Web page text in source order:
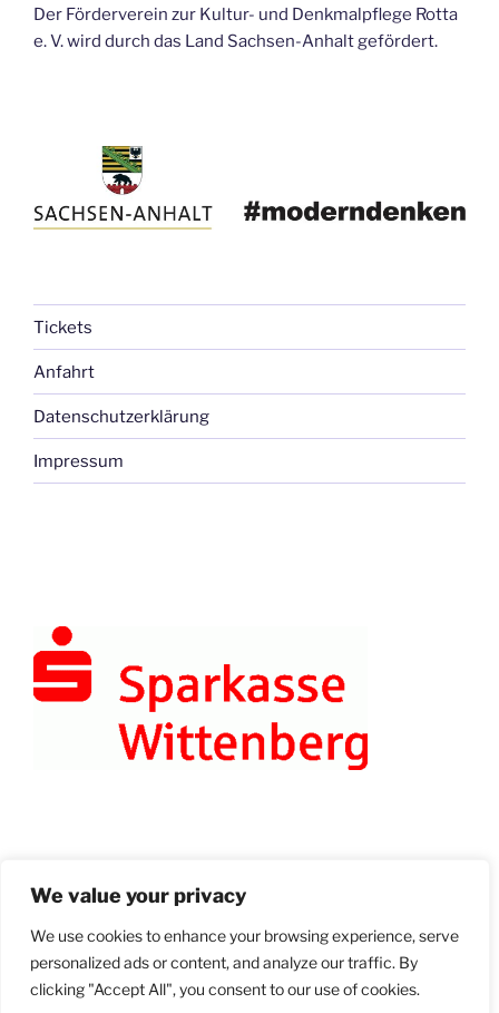
We value your privacy
We use cookies to enhance your browsing experience, serve
personalized ads or content, and analyze our traffic. By
clicking "Accept All", you consent to our use of cookies.
Der Förderverein zur Kultur- und Denkmalpflege Rotta
e. V. wird durch das Land Sachsen-Anhalt gefördert.
Tickets
Anfahrt
Datenschutzerklärung
Impressum
Anmelden
© 2026 Bad Schmiedeberger Meisterkonzerte
Unter der Schirmherrschaft von Herrn Christian Tylsch,